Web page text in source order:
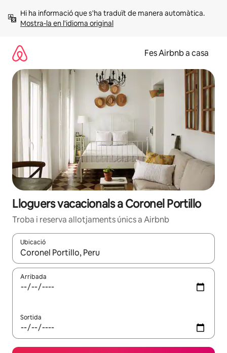
Mostra-la en l'idioma original
Fes Airbnb a casa
Lloguers vacacionals a Coronel Portillo
Troba i reserva allotjaments únics a Airbnb
Ubicació
Quan els resultats estiguin disponibles, podràs navegar-hi a
Arribada
Sortida